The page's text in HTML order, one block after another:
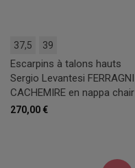
37,5 39
Escarpins à talons hauts
Sergio Levantesi FERRAGNI
CACHEMIRE en nappa chair
270,00 €